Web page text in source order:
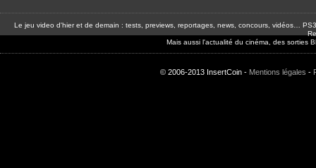
Le jeu video d'hier et de demain : tests, previews, reportages, news, concours, vidéos…
Mais aussi l'actualité du cinéma, des sorties
© 2006-2013 InsertCoin - Mentions légales -